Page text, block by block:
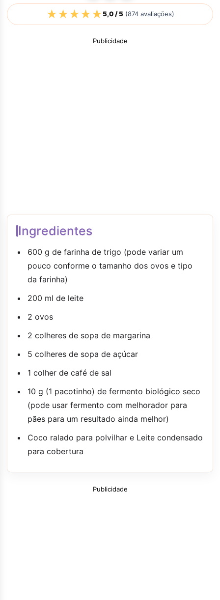
★★★★★5,0/ 5(874avaliações)
Publicidade
Ingredientes
600 g de farinha de trigo (pode variar um
pouco conforme o tamanho dos ovos e tipo
da farinha)
200 ml de leite
2 ovos
2 colheres de sopa de margarina
5 colheres de sopa de açúcar
1 colher de café de sal
10 g (1 pacotinho) de fermento biológico seco
(pode usar fermento com melhorador para
pães para um resultado ainda melhor)
Coco ralado para polvilhar e Leite condensado
para cobertura
Publicidade